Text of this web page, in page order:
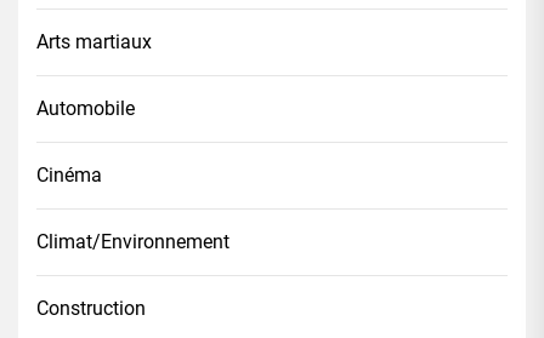
Arts martiaux
Automobile
Cinéma
Climat/Environnement
Construction